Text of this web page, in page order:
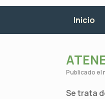
Inicio
Publicado el
Se trata